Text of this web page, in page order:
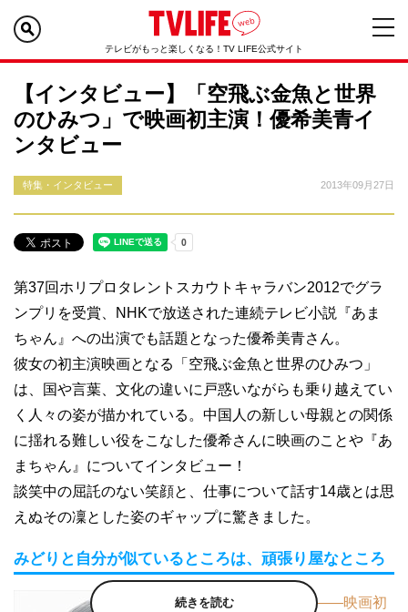
テレビがもっと楽しくなる！TV LIFE公式サイト
【インタビュー】「空飛ぶ金魚と世界
のひみつ」で映画初主演！優希美青イ
ンタビュー
特集・インタビュー 2013年09月27日
第37回ホリプロタレントスカウトキャラバン2012でグラ
ンプリを受賞、NHKで放送された連続テレビ小説『あま
ちゃん』への出演でも話題となった優希美青さん。
彼女の初主演映画となる「空飛ぶ金魚と世界のひみつ」
は、国や言葉、文化の違いに戸惑いながらも乗り越えてい
く人々の姿が描かれている。中国人の新しい母親との関係
に揺れる難しい役をこなした優希さんに映画のことや『あ
まちゃん』についてインタビュー！
談笑中の屈託のない笑顔と、仕事について話す14歳とは思
えぬその凜とした姿のギャップに驚きました。
みどりと自分が似ているところは、頑張り屋なところ
――映画初
続きを読む